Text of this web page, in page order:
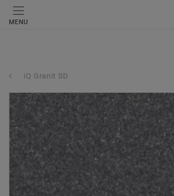
MENU
iQ Granit SD